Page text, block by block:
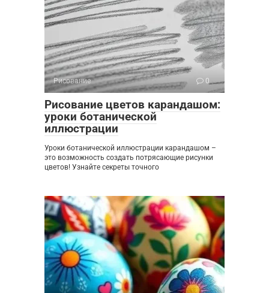
Рисование 0
Рисование цветов карандашом:
уроки ботанической
иллюстрации
Уроки ботанической иллюстрации карандашом –
это возможность создать потрясающие рисунки
цветов! Узнайте секреты точного